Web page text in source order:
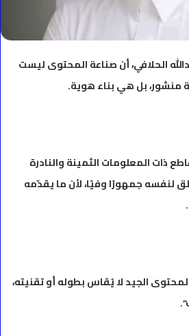
الحلافي، أن صناعة المحتوى ليست
منشور، بل هي بناء هوية.
ذات المعلومات الثمينة والنادرة
لنفسه جمهورًا وفيًا، لأن ما يقدّمه
الجيد لا يُقاس بطوله أو تقنيته،